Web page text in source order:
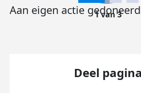
Aan eigen actie gedoneerd
1 van 3
Deel pagina